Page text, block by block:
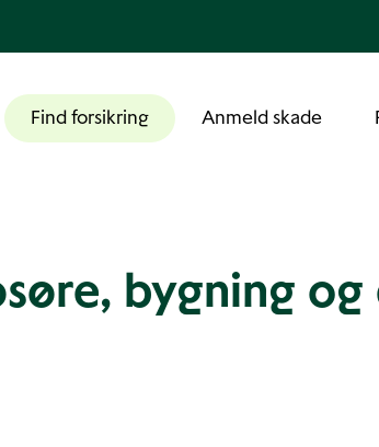
Find forsikring Anmeld skade
bygning